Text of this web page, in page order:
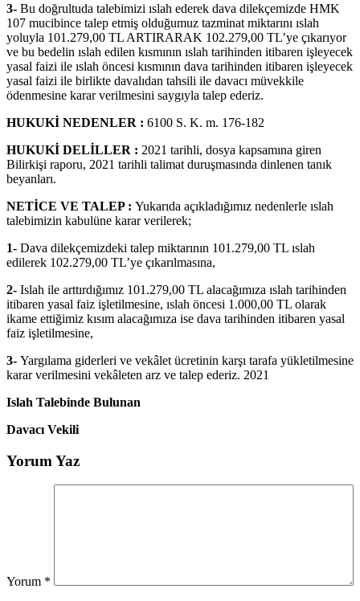
3- Bu doğrultuda talebimizi ıslah ederek dava dilekçemizde HMK
107 mucibince talep etmiş olduğumuz tazminat miktarını ıslah
yoluyla 101.279,00 TL ARTIRARAK 102.279,00 TL’ye çıkarıyor
ve bu bedelin ıslah edilen kısmının ıslah tarihinden itibaren işleyecek
yasal faizi ile ıslah öncesi kısmının dava tarihinden itibaren işleyecek
yasal faizi ile birlikte davalıdan tahsili ile davacı müvekkile
ödenmesine karar verilmesini saygıyla talep ederiz.
HUKUKİ NEDENLER : 6100 S. K. m. 176-182
HUKUKİ DELİLLER : 2021 tarihli, dosya kapsamına giren
Bilirkişi raporu, 2021 tarihli talimat duruşmasında dinlenen tanık
beyanları.
NETİCE VE TALEP : Yukarıda açıkladığımız nedenlerle ıslah
talebimizin kabulüne karar verilerek;
1- Dava dilekçemizdeki talep miktarının 101.279,00 TL ıslah
edilerek 102.279,00 TL’ye çıkarılmasına,
2- Islah ile arttırdığımız 101.279,00 TL alacağımıza ıslah tarihinden
itibaren yasal faiz işletilmesine, ıslah öncesi 1.000,00 TL olarak
ikame ettiğimiz kısım alacağımıza ise dava tarihinden itibaren yasal
faiz işletilmesine,
3- Yargılama giderleri ve vekâlet ücretinin karşı tarafa yükletilmesine
karar verilmesini vekâleten arz ve talep ederiz. 2021
Islah Talebinde Bulunan
Davacı Vekili
Yorum Yaz
Yorum *